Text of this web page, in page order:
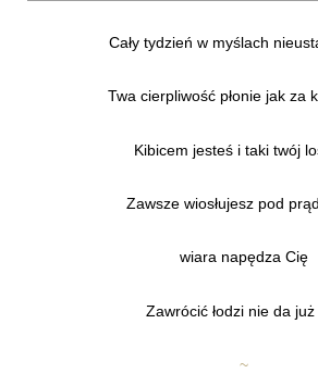
Cały tydzień w myślach
Twa cierpliwość płonie jak za
Kibicem jesteś i taki twój
Zawsze wiosłujesz pod
wiara napędza Cię
Zawrócić łodzi nie da już
~